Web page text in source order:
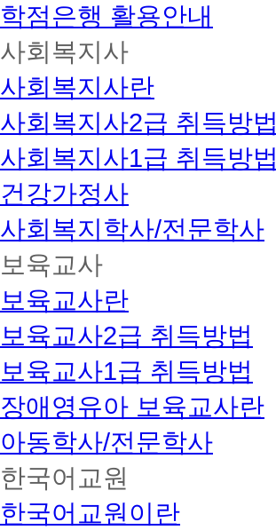
학점은행 활용안내
사회복지사
사회복지사란
사회복지사2급 취득방법
사회복지사1급 취득방법
건강가정사
사회복지학사/전문학사
보육교사
보육교사란
보육교사2급 취득방법
보육교사1급 취득방법
장애영유아 보육교사란
아동학사/전문학사
한국어교원
한국어교원이란